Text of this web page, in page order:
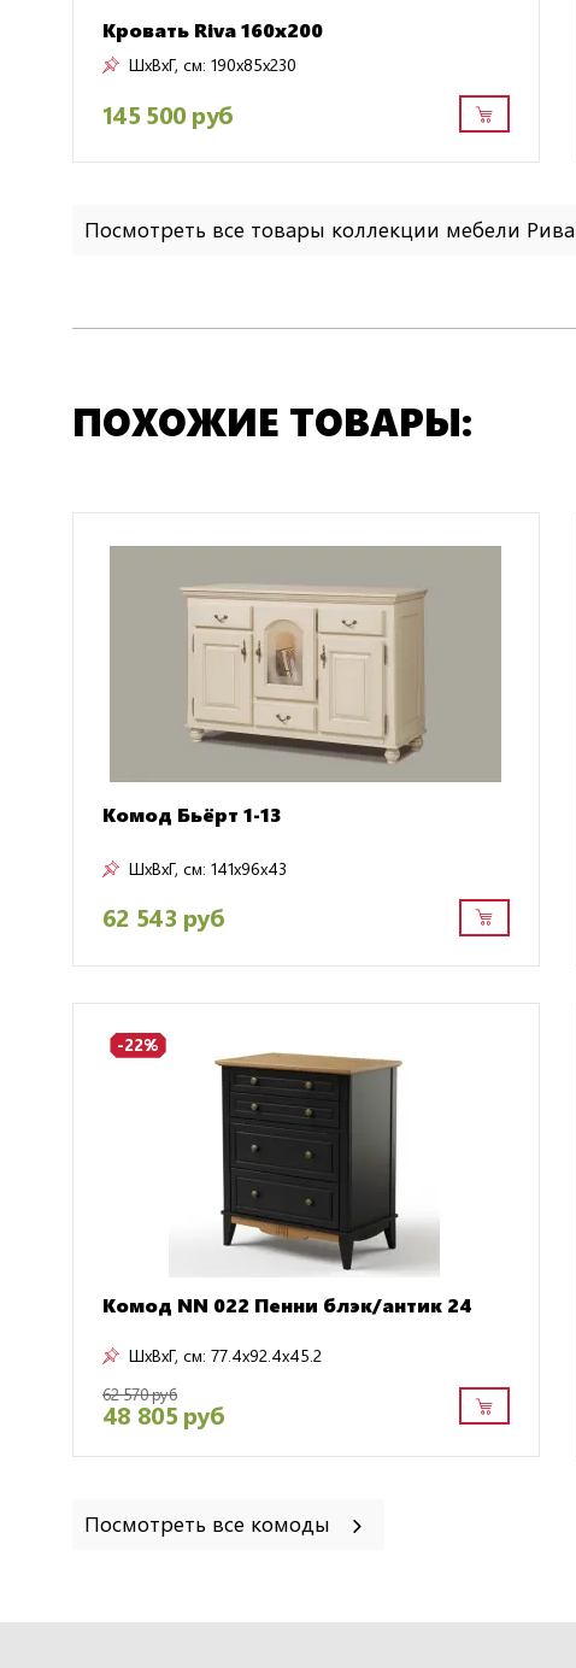
Кровать Riva 160x200
ШxВxГ, см: 190x85x230
145 500 руб
Посмотреть все товары коллекции мебели Рива
ПОХОЖИЕ ТОВАРЫ:
Комод Бьёрт 1-13
ШxВxГ, см: 141x96x43
62 543 руб
-22%
Комод NN 022 Пенни блэк/антик 24
ШxВxГ, см: 77.4x92.4x45.2
62 570 руб
48 805 руб
Посмотреть все комоды